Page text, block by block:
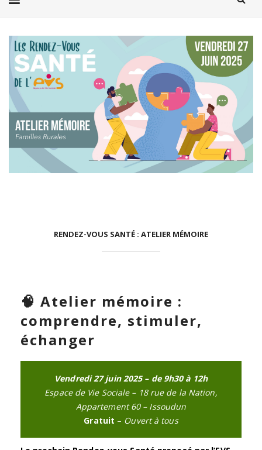
RENDEZ-VOUS SANTÉ : ATELIER MÉMOIRE
🧠 Atelier mémoire :
comprendre, stimuler,
échanger
Vendredi 27 juin 2025 – de 9h30 à 12h
Espace de Vie Sociale – 18 rue de la Nation,
Appartement 60 – Issoudun
Gratuit – Ouvert à tous